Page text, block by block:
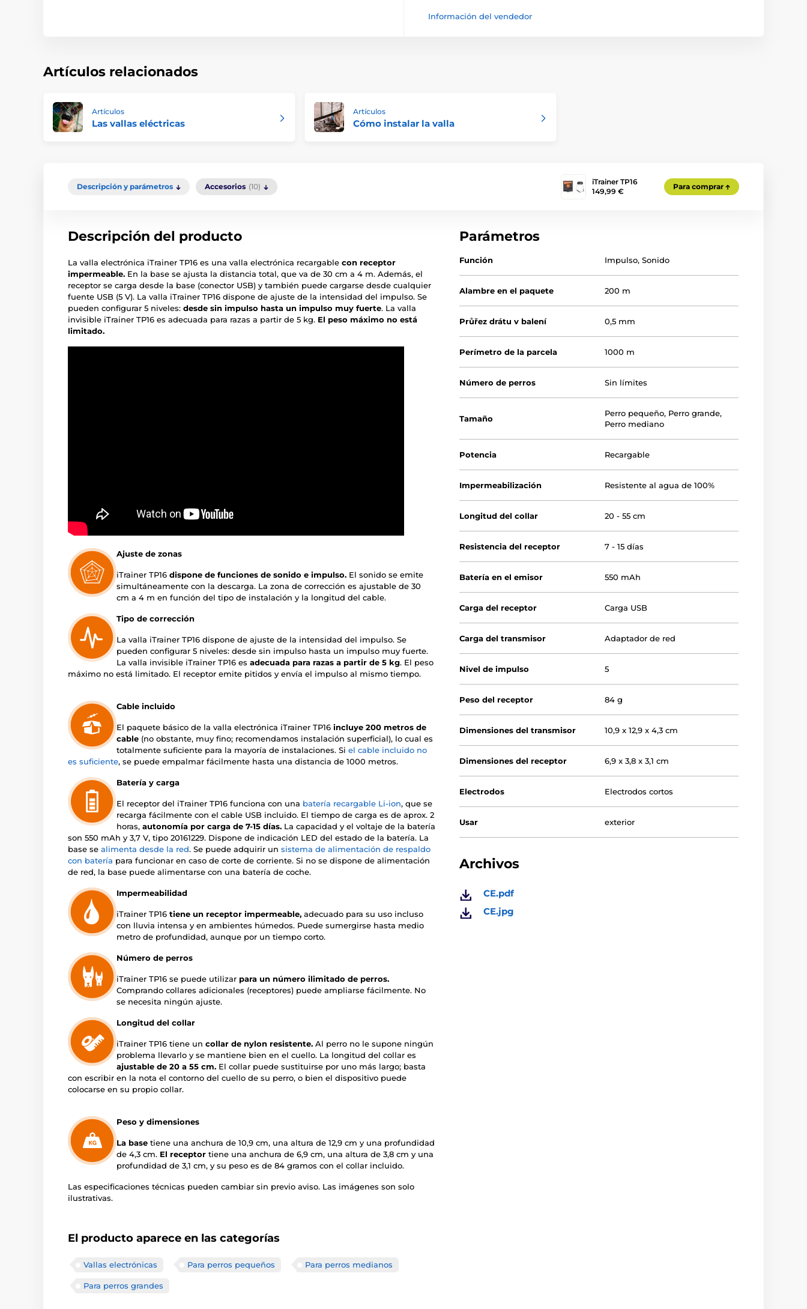
Información del vendedor
Artículos relacionados
Artículos
Las vallas eléctricas
Artículos
Cómo instalar la valla
Descripción y parámetros Accesorios (10)
iTrainer TP16
149,99 €
Para comprar
Descripción del producto
La valla electrónica iTrainer TP16 es una valla electrónica recargable con receptor
impermeable. En la base se ajusta la distancia total, que va de 30 cm a 4 m. Además, el
receptor se carga desde la base (conector USB) y también puede cargarse desde cualquier
fuente USB (5 V). La valla iTrainer TP16 dispone de ajuste de la intensidad del impulso. Se
pueden configurar 5 niveles: desde sin impulso hasta un impulso muy fuerte. La valla
invisible iTrainer TP16 es adecuada para razas a partir de 5 kg. El peso máximo no está
limitado.
Ajuste de zonas
iTrainer TP16 dispone de funciones de sonido e impulso. El sonido se emite
simultáneamente con la descarga. La zona de corrección es ajustable de 30
cm a 4 m en función del tipo de instalación y la longitud del cable.
Tipo de corrección
La valla iTrainer TP16 dispone de ajuste de la intensidad del impulso. Se
pueden configurar 5 niveles: desde sin impulso hasta un impulso muy fuerte.
La valla invisible iTrainer TP16 es adecuada para razas a partir de 5 kg. El peso
máximo no está limitado. El receptor emite pitidos y envía el impulso al mismo tiempo.
Cable incluido
El paquete básico de la valla electrónica iTrainer TP16 incluye 200 metros de
cable (no obstante, muy fino; recomendamos instalación superficial), lo cual es
totalmente suficiente para la mayoría de instalaciones. Si el cable incluido no
es suficiente, se puede empalmar fácilmente hasta una distancia de 1000 metros.
Batería y carga
El receptor del iTrainer TP16 funciona con una batería recargable Li-ion, que se
recarga fácilmente con el cable USB incluido. El tiempo de carga es de aprox. 2
horas, autonomía por carga de 7-15 días. La capacidad y el voltaje de la batería
son 550 mAh y 3,7 V, tipo 20161229. Dispone de indicación LED del estado de la batería. La
base se alimenta desde la red. Se puede adquirir un sistema de alimentación de respaldo
con batería para funcionar en caso de corte de corriente. Si no se dispone de alimentación
de red, la base puede alimentarse con una batería de coche.
Impermeabilidad
iTrainer TP16 tiene un receptor impermeable, adecuado para su uso incluso
con lluvia intensa y en ambientes húmedos. Puede sumergirse hasta medio
metro de profundidad, aunque por un tiempo corto.
Número de perros
iTrainer TP16 se puede utilizar para un número ilimitado de perros.
Comprando collares adicionales (receptores) puede ampliarse fácilmente. No
se necesita ningún ajuste.
Longitud del collar
iTrainer TP16 tiene un collar de nylon resistente. Al perro no le supone ningún
problema llevarlo y se mantiene bien en el cuello. La longitud del collar es
ajustable de 20 a 55 cm. El collar puede sustituirse por uno más largo; basta
con escribir en la nota el contorno del cuello de su perro, o bien el dispositivo puede
colocarse en su propio collar.
Peso y dimensiones
La base tiene una anchura de 10,9 cm, una altura de 12,9 cm y una profundidad
de 4,3 cm. El receptor tiene una anchura de 6,9 cm, una altura de 3,8 cm y una
profundidad de 3,1 cm, y su peso es de 84 gramos con el collar incluido.
Las especificaciones técnicas pueden cambiar sin previo aviso. Las imágenes son solo
ilustrativas.
El producto aparece en las categorías
Vallas electrónicas Para perros pequeños Para perros medianos
Para perros grandes
Parámetros
Función Impulso,Sonido
Alambre en el paquete 200 m
Průřez drátu v balení 0,5 mm
Perímetro de la parcela 1000 m
Número de perros Sin límites
Tamaño
Perro pequeño, Perro grande,
Perro mediano
Potencia Recargable
Impermeabilización Resistente al agua de 100%
Longitud del collar 20 - 55 cm
Resistencia del receptor 7 - 15 días
Batería en el emisor 550 mAh
Carga del receptor Carga USB
Carga del transmisor Adaptador de red
Nivel de impulso 5
Peso del receptor 84 g
Dimensiones del transmisor 10,9 x 12,9 x 4,3 cm
Dimensiones del receptor 6,9 x 3,8 x 3,1 cm
Electrodos Electrodos cortos
Usar exterior
Archivos
CE.pdf
CE.jpg